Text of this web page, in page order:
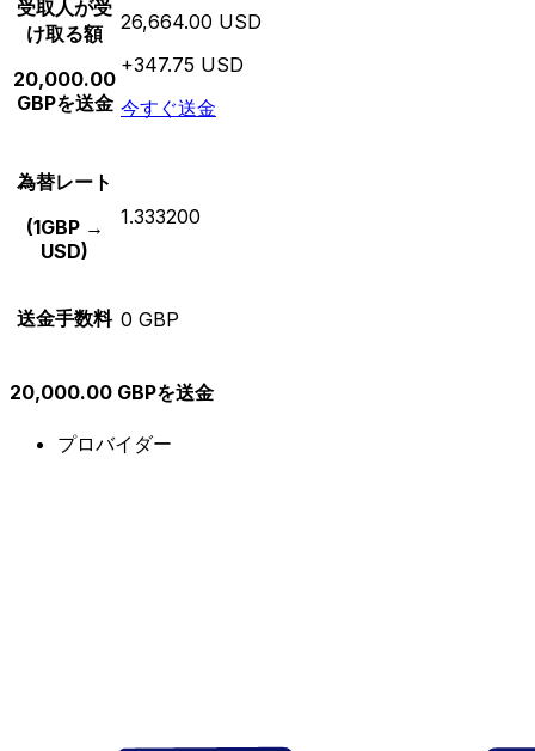
受取人が受
け取る額
20,000.00
GBPを送金
26,664.00 USD
+347.75 USD
今すぐ送金
為替レート
(1GBP →
USD)
1.333200
送金手数料 0 GBP
20,000.00 GBPを送金
プロバイダー